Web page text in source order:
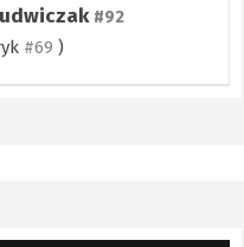
#92
#69 )